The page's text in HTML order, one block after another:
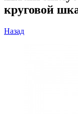
круговой
Назад